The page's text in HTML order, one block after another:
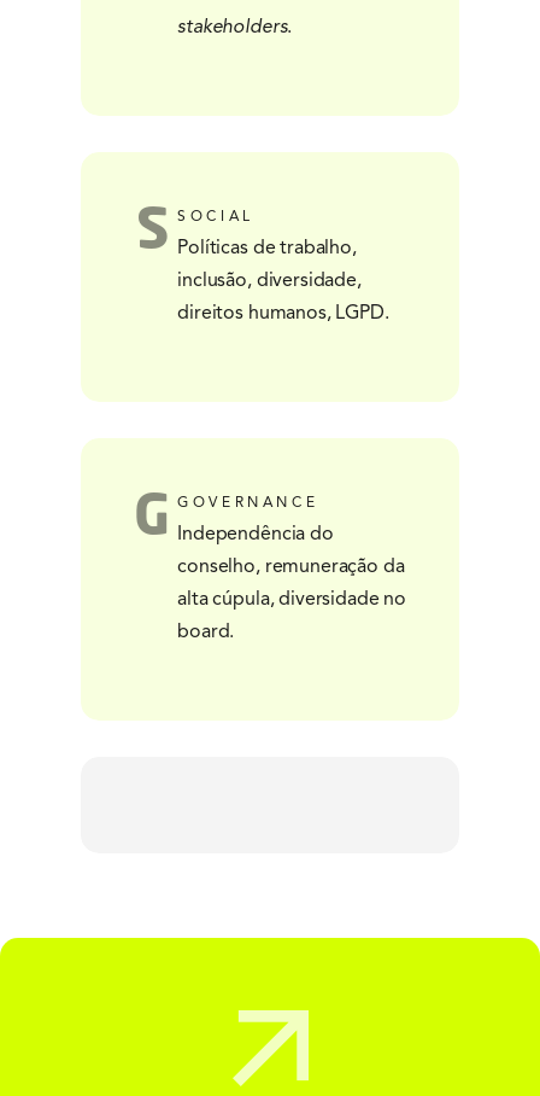
stakeholders.
S SOCIAL
Políticas de trabalho,
inclusão, diversidade,
direitos humanos, LGPD.
G GOVERNANCE
Independência do
conselho, remuneração da
alta cúpula, diversidade no
board.